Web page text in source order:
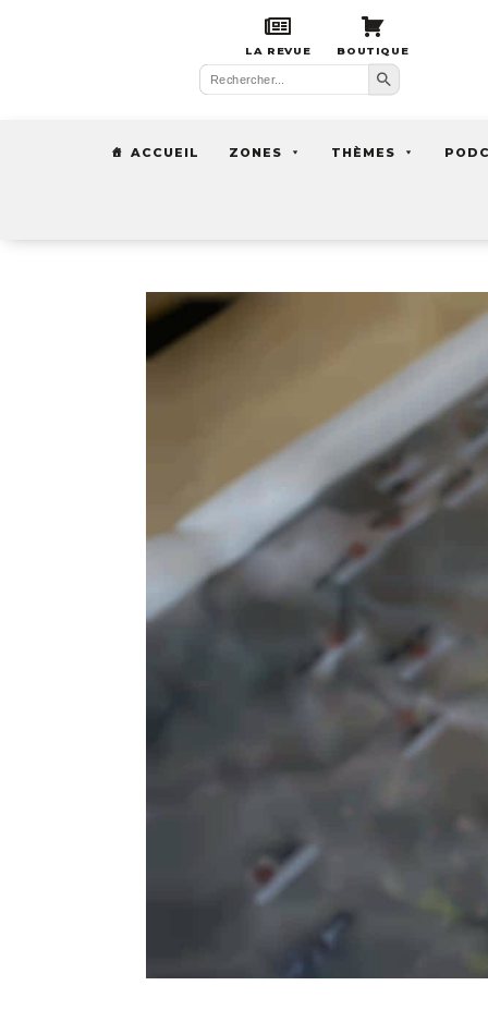
LA REVUE BOUTIQUE
Search
for:
Search Button
ACCUEIL ZONES THÈMES